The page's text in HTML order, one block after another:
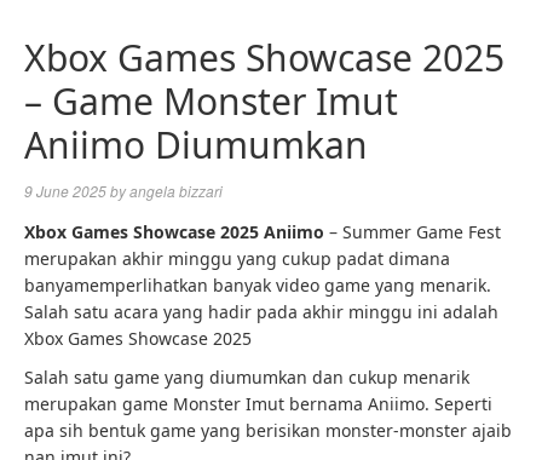
Xbox Games Showcase 2025
– Game Monster Imut
Aniimo Diumumkan
9 June 2025byangela bizzari
Xbox Games Showcase 2025 Aniimo – Summer Game Fest
merupakan akhir minggu yang cukup padat dimana
banyamemperlihatkan banyak video game yang menarik.
Salah satu acara yang hadir pada akhir minggu ini adalah
Xbox Games Showcase 2025
Salah satu game yang diumumkan dan cukup menarik
merupakan game Monster Imut bernama Aniimo. Seperti
apa sih bentuk game yang berisikan monster-monster ajaib